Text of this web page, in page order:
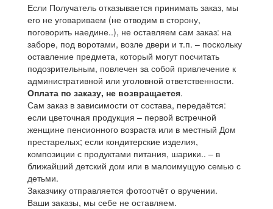
Если Получатель отказывается принимать заказ, мы
его не уговариваем (не отводим в сторону,
поговорить наедине..), не оставляем сам заказ: на
заборе, под воротами, возле двери и т.п. – поскольку
оставление предмета, который могут посчитать
подозрительным, повлечен за собой привлечение к
административной или уголовной ответственности.
Оплата по заказу, не возвращается.
Сам заказ в зависимости от состава, передаётся:
если цветочная продукция – первой встречной
женщине пенсионного возраста или в местный Дом
престарелых; если кондитерские изделия,
композиции с продуктами питания, шарики.. – в
ближайший детский дом или в малоимущую семью с
детьми.
Заказчику отправляется фотоотчёт о вручении.
Ваши заказы, мы себе не оставляем.